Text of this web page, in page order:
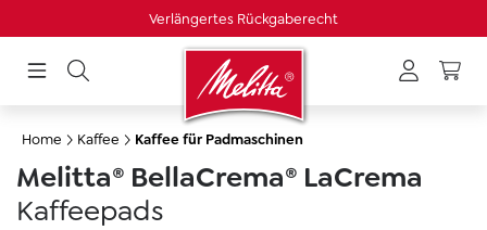
Versandkostenfrei ab 49 €
Home Kaffee Kaffee für Padmaschinen
Melitta® BellaCrema® LaCrema
Kaffeepads